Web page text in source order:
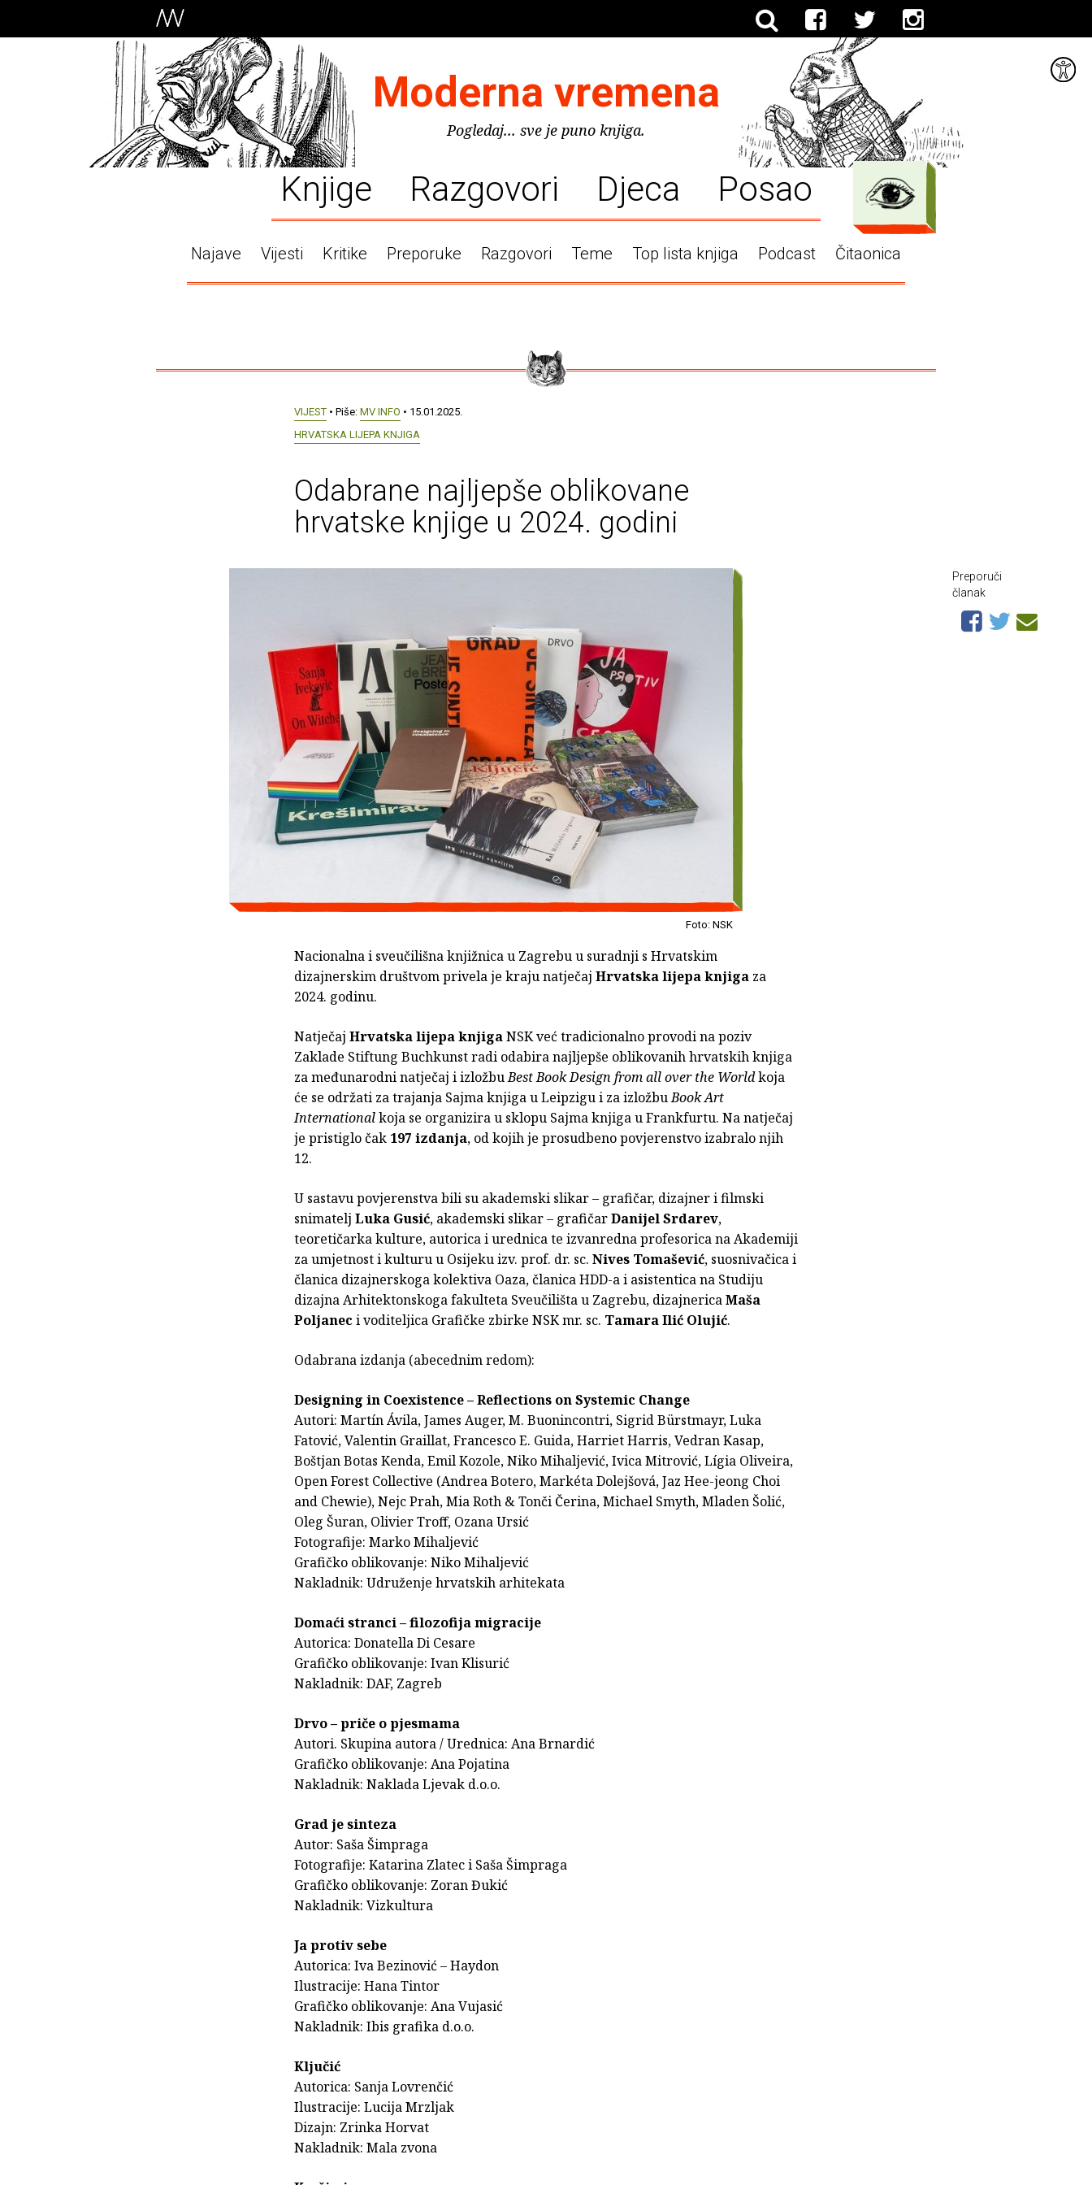
Moderna vremena
Pogledaj... sve je puno knjiga.
Knjige Razgovori Djeca Posao
Najave Vijesti Kritike Preporuke Razgovori Teme Top lista knjiga Podcast Čitaonica
VIJEST • Piše: MV INFO • 15.01.2025.
HRVATSKA LIJEPA KNJIGA
Odabrane najljepše oblikovane
hrvatske knjige u 2024. godini
Foto: NSK
Nacionalna i sveučilišna knjižnica u Zagrebu u suradnji s Hrvatskim
dizajnerskim društvom privela je kraju natječaj Hrvatska lijepa knjiga za
2024. godinu.
Natječaj Hrvatska lijepa knjigaNSK već tradicionalno provodi na poziv
Zaklade Stiftung Buchkunst radi odabira najljepše oblikovanih hrvatskih knjiga
za međunarodni natječaj i izložbuBest Book Design from all over the Worldkoja
će se održati za trajanja Sajma knjiga u Leipzigu i za izložbuBook Art
Internationalkoja se organizira u sklopu Sajma knjiga u Frankfurtu. Na natječaj
je pristiglo čak 197 izdanja, od kojih je prosudbeno povjerenstvo izabralo njih
12.
U sastavu povjerenstva bili su akademski slikar – grafičar, dizajner i filmski
snimatelj Luka Gusić, akademski slikar – grafičarDanijel Srdarev,
teoretičarka kulture, autorica i urednica te izvanredna profesorica na Akademiji
za umjetnost i kulturu u Osijeku izv. prof. dr. sc. Nives Tomašević, suosnivačica i
članica dizajnerskoga kolektiva Oaza, članica HDD-a i asistentica na Studiju
dizajna Arhitektonskoga fakulteta Sveučilišta u Zagrebu, dizajnericaMaša
Poljanec i voditeljica Grafičke zbirke NSK mr. sc. Tamara Ilić Olujić.
Odabrana izdanja (abecednim redom):
Designing in Coexistence – Reflections on Systemic Change
Autori: Martín Ávila, James Auger, M. Buonincontri, Sigrid Bürstmayr, Luka
Fatović, Valentin Graillat, Francesco E. Guida, Harriet Harris, Vedran Kasap,
Boštjan Botas Kenda, Emil Kozole, Niko Mihaljević, Ivica Mitrović, Lígia Oliveira,
Open Forest Collective (Andrea Botero, Markéta Dolejšová, Jaz Hee-jeong Choi
and Chewie), Nejc Prah, Mia Roth & Tonči Čerina, Michael Smyth, Mladen Šolić,
Oleg Šuran, Olivier Troff, Ozana Ursić
Fotografije: Marko Mihaljević
Grafičko oblikovanje: Niko Mihaljević
Nakladnik: Udruženje hrvatskih arhitekata
Domaći stranci – filozofija migracije
Autorica: Donatella Di Cesare
Grafičko oblikovanje: Ivan Klisurić
Nakladnik: DAF, Zagreb
Drvo – priče o pjesmama
Autori. Skupina autora / Urednica: Ana Brnardić
Grafičko oblikovanje: Ana Pojatina
Nakladnik: Naklada Ljevak d.o.o.
Grad je sinteza
Autor: Saša Šimpraga
Fotografije: Katarina Zlatec i Saša Šimpraga
Grafičko oblikovanje: Zoran Đukić
Nakladnik: Vizkultura
Ja protiv sebe
Autorica: Iva Bezinović – Haydon
Ilustracije: Hana Tintor
Grafičko oblikovanje: Ana Vujasić
Nakladnik: Ibis grafika d.o.o.
Ključić
Autorica: Sanja Lovrenčić
Ilustracije: Lucija Mrzljak
Dizajn: Zrinka Horvat
Nakladnik: Mala zvona
Preporuči
članak